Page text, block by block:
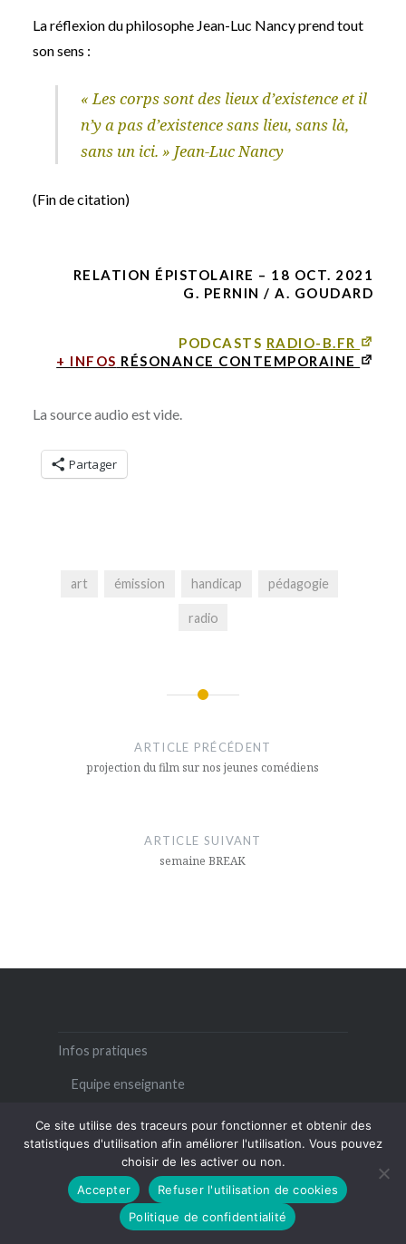
La réflexion du philosophe Jean-Luc Nancy prend tout
son sens :
« Les corps sont des lieux d’existence et il
n’y a pas d’existence sans lieu, sans là,
sans un ici. » Jean-Luc Nancy
(Fin de citation)
RELATION ÉPISTOLAIRE – 18 OCT. 2021
G. PERNIN / A. GOUDARD
PODCASTS RADIO-B.FR
+ INFOS RÉSONANCE CONTEMPORAINE
La source audio est vide.
Partager
art émission handicap pédagogie
radio
l’article
ARTICLE PRÉCÉDENT
projection du film sur nos jeunes comédiens
ARTICLE SUIVANT
semaine BREAK
Infos pratiques
Equipe enseignante
Nous contacter
Mentions légales
Nos archives
Ce site utilise des traceurs pour fonctionner et obtenir des
statistiques d'utilisation afin améliorer l'utilisation. Vous pouvez
choisir de les activer ou non.
Accepter
Refuser l'utilisation de cookies
Politique de confidentialité